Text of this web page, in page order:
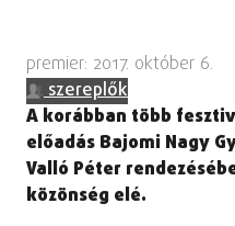
premier: 2017. október 6.
szereplők
A korábban több
előadás Bajomi Nagy
Valló Péter
közönség elé.